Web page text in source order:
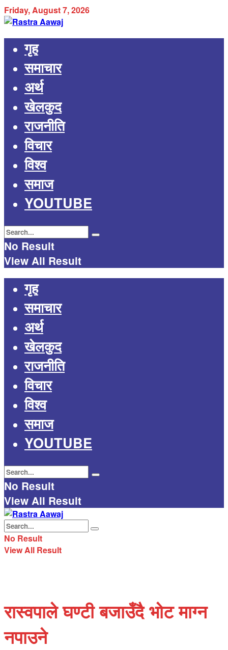
Friday, August 7, 2026
गृह
समाचार
अर्थ
खेलकुद
राजनीति
विचार
विश्व
समाज
YOUTUBE
No Result
View All Result
गृह
समाचार
अर्थ
खेलकुद
राजनीति
विचार
विश्व
समाज
YOUTUBE
No Result
View All Result
No Result
View All Result
रास्वपाले घण्टी बजाउँदै भोट माग्न
नपाउने